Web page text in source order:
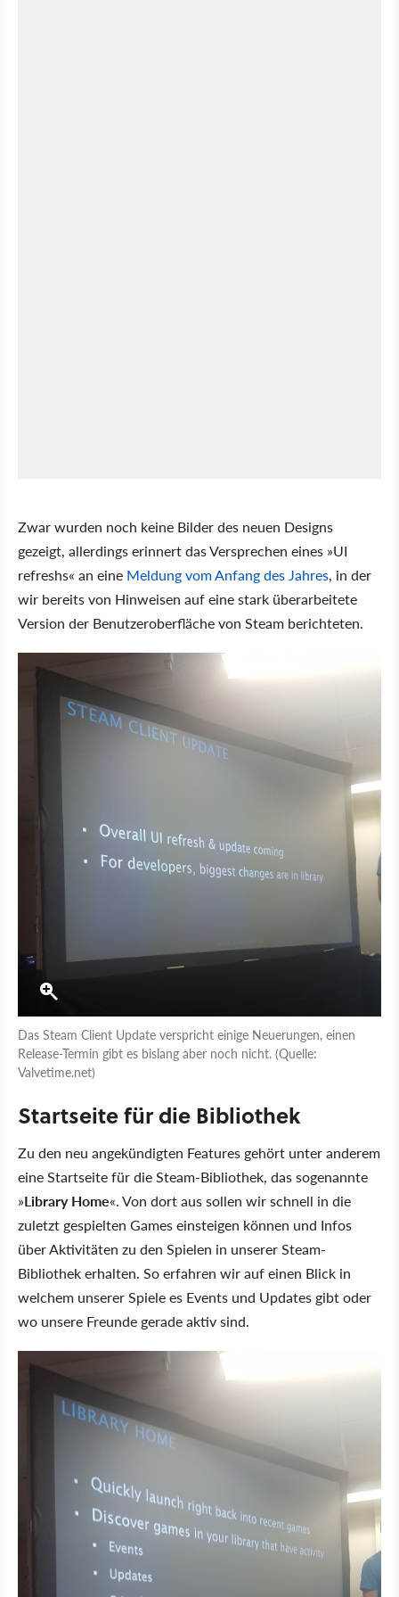
Zwar wurden noch keine Bilder des neuen Designs
gezeigt, allerdings erinnert das Versprechen eines »UI
refreshs« an eine Meldung vom Anfang des Jahres, in der
wir bereits von Hinweisen auf eine stark überarbeitete
Version der Benutzeroberfläche von Steam berichteten.
Das Steam Client Update verspricht einige Neuerungen, einen
Release-Termin gibt es bislang aber noch nicht. (Quelle:
Valvetime.net)
Startseite für die Bibliothek
Zu den neu angekündigten Features gehört unter anderem
eine Startseite für die Steam-Bibliothek, das sogenannte
»Library Home«. Von dort aus sollen wir schnell in die
zuletzt gespielten Games einsteigen können und Infos
über Aktivitäten zu den Spielen in unserer Steam-
Bibliothek erhalten. So erfahren wir auf einen Blick in
welchem unserer Spiele es Events und Updates gibt oder
wo unsere Freunde gerade aktiv sind.